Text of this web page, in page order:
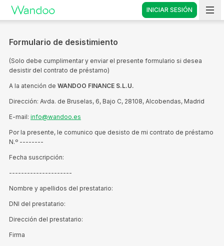
Vete a casa
INICIAR SESIÓN
Formulario de desistimiento
(Solo debe cumplimentar y enviar el presente formulario si desea
desistir del contrato de préstamo)
A la atención de WANDOO FINANCE S.L.U.
Dirección: Avda. de Bruselas, 6, Bajo C, 28108, Alcobendas, Madrid
E-mail: info@wandoo.es
Por la presente, le comunico que desisto de mi contrato de préstamo
N.º --------
Fecha suscripción:
---------------------
Nombre y apellidos del prestatario:
DNI del prestatario:
Dirección del prestatario:
Firma